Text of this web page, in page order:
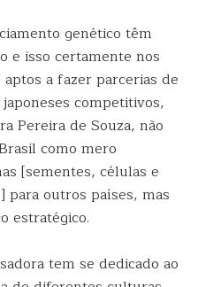
genético têm
e isso certamente nos
a fazer parcerias de
competitivos,
Pereira de Souza, não
como mero
[sementes, células e
para outros países, mas
estratégico.
tem se dedicado ao